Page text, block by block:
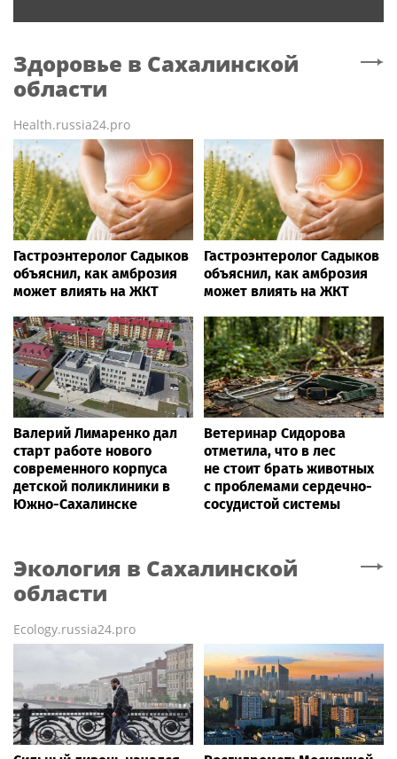
Здоровье в Сахалинской
области
Health.russia24.pro
Гастроэнтеролог Садыков
объяснил, как амброзия
может влиять на ЖКТ
Гастроэнтеролог Садыков
объяснил, как амброзия
может влиять на ЖКТ
Валерий Лимаренко дал
старт работе нового
современного корпуса
детской поликлиники в
Южно-Сахалинске
Ветеринар Сидорова
отметила, что в лес
не стоит брать животных
с проблемами сердечно-
сосудистой системы
Экология в Сахалинской
области
Ecology.russia24.pro